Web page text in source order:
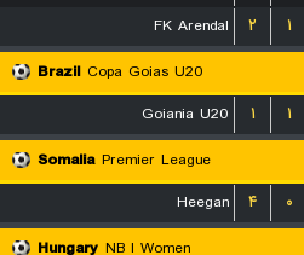
FK Arendal
۲ ۱
Brazil Copa Goias U20
Goiania U20
۱ ۱
Somalia Premier League
Heegan
۴ ۰
Hungary NB I Women